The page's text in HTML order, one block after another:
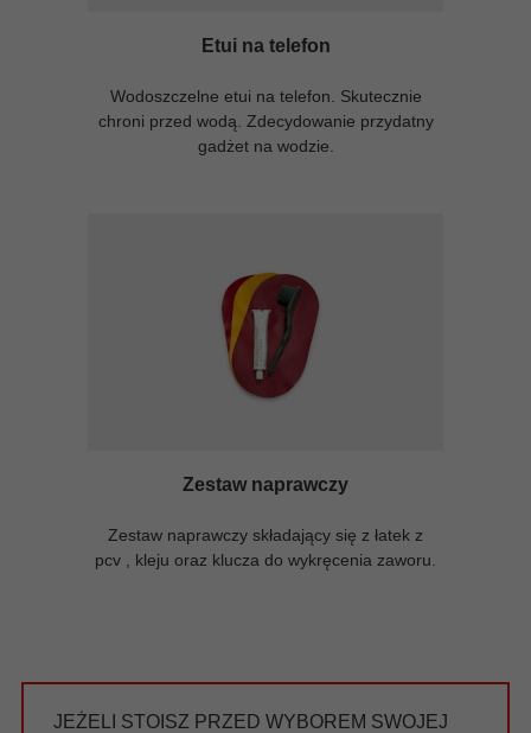
Etui na telefon
Wodoszczelne etui na telefon. Skutecznie
chroni przed wodą. Zdecydowanie przydatny
gadżet na wodzie.
Zestaw naprawczy
Zestaw naprawczy składający się z łatek z
pcv , kleju oraz klucza do wykręcenia zaworu.
JEŻELI STOISZ PRZED WYBOREM SWOJEJ